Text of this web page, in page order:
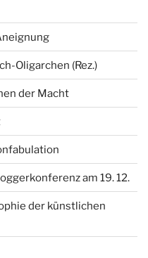
Oligarchen (Rez.)
der Macht
am 19. 12.
der künstlichen